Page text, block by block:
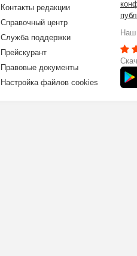
Контакты редакции
Справочный центр
Служба поддержки
Прейскурант
Правовые документы
Настройка файлов cookies
Наш